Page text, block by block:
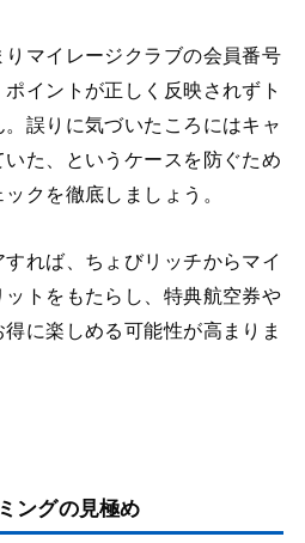
マイレージクラブの会員番号
イントが正しく反映されずト
誤りに気づいたころにはキャ
た、というケースを防ぐため
クを徹底しましょう。
れば、ちょびリッチからマイ
トをもたらし、特典航空券や
に楽しめる可能性が高まりま
ングの見極め